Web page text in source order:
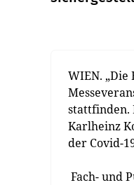
WIEN. „Die
stattfinden.
Karlheinz
der Covid-
Fach- und